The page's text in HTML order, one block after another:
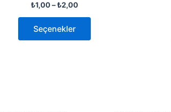
₺1,00 –₺2,00
Seçenekler
Seçenekler